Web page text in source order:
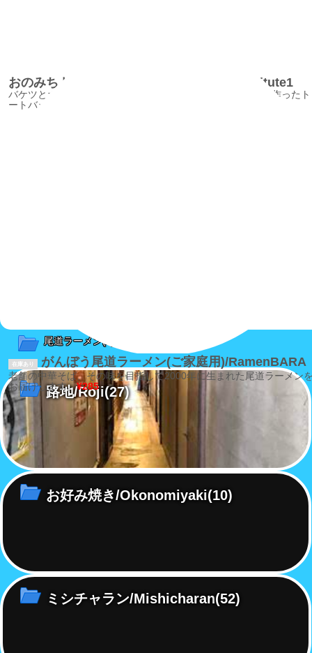
おのみちトートバック/TachibanaTextileInstitute1
バケツとボートそして魚のフグをイメージして尾道の帆布で作ったト
ートバックです。
在庫あり がんぼう尾道ラーメン(ご家庭用)/RamenBARA
老舗の中華そば、その味を目指して2000年に生まれた尾道ラーメン
お届けします。¥285
尾道ラーメン(2)
路地/Roji(27)
お好み焼き/Okonomiyaki(10)
ミシチャラン/Mishicharan(52)